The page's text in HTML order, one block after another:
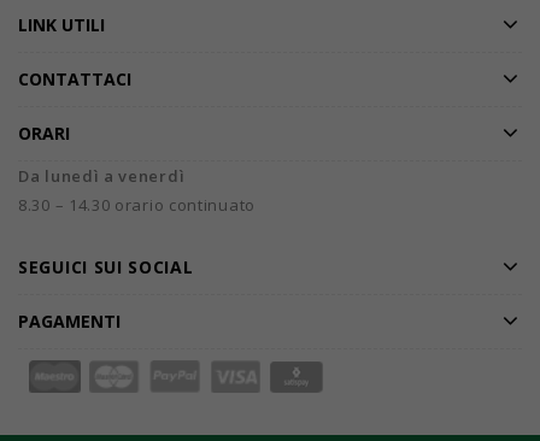
LINK UTILI
CONTATTACI
ORARI
Da lunedì a venerdì
8.30 – 14.30 orario continuato
SEGUICI SUI SOCIAL
PAGAMENTI